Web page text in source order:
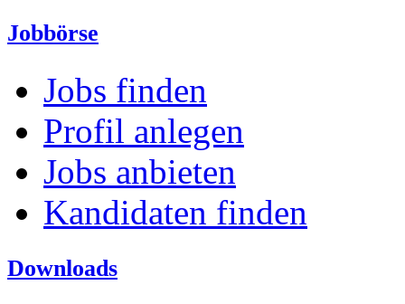
Jobbörse
Jobs finden
Profil anlegen
Jobs anbieten
Kandidaten finden
Downloads